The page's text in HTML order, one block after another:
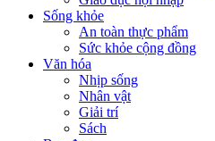
Sống khỏe
An toàn thực phẩm
Sức khỏe cộng đồng
Văn hóa
Nhịp sống
Nhân vật
Giải trí
Sách